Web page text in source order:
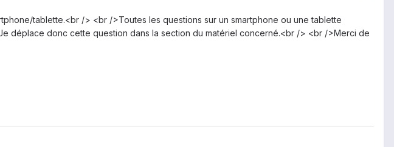
tablette.<br /> <br />Toutes les questions sur un smartphone ou une tablette
déplace donc cette question dans la section du matériel concerné.<br /> <br />Merci de